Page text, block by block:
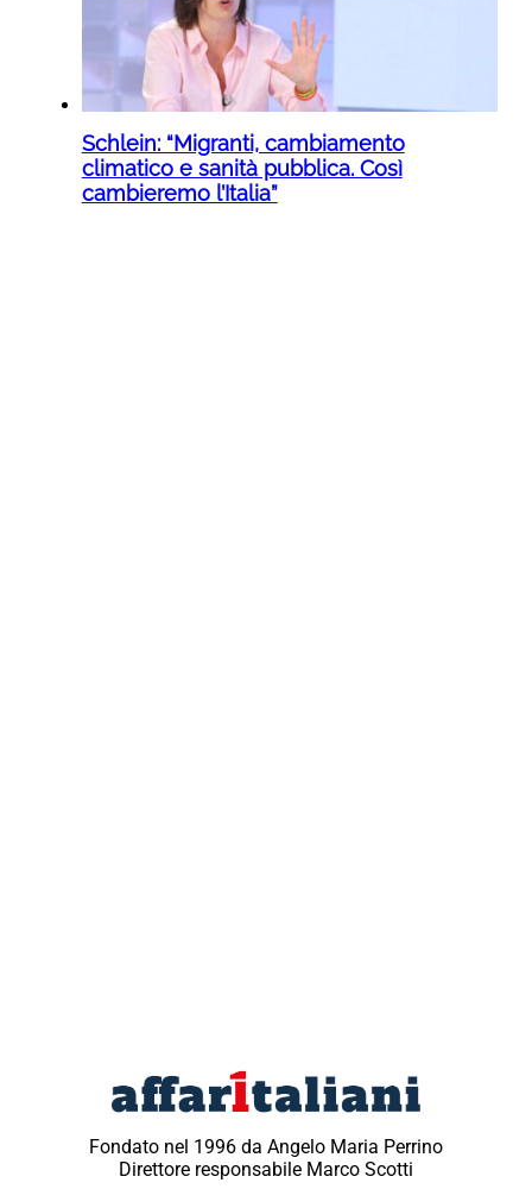
Schlein: “Migranti, cambiamento
climatico e sanità pubblica. Così
cambieremo l’Italia”
Fondato nel 1996 da Angelo Maria Perrino
Direttore responsabile Marco Scotti